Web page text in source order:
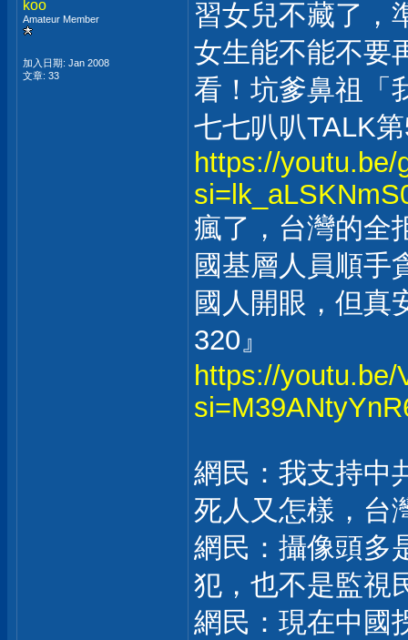
koo
Amateur Member
加入日期: Jan 2008
文章: 33
習女兒不藏了，
女生能不能不要
看！坑爹鼻祖「
七七叭叭TALK
https://youtu.be/
瘋了，台灣的全
國基層人員順手
國人開眼，但真
320』
https://youtu.be/
網民：我支持中
死人又怎樣，台
網民：攝像頭多
犯，也不是監視
網民：現在中國